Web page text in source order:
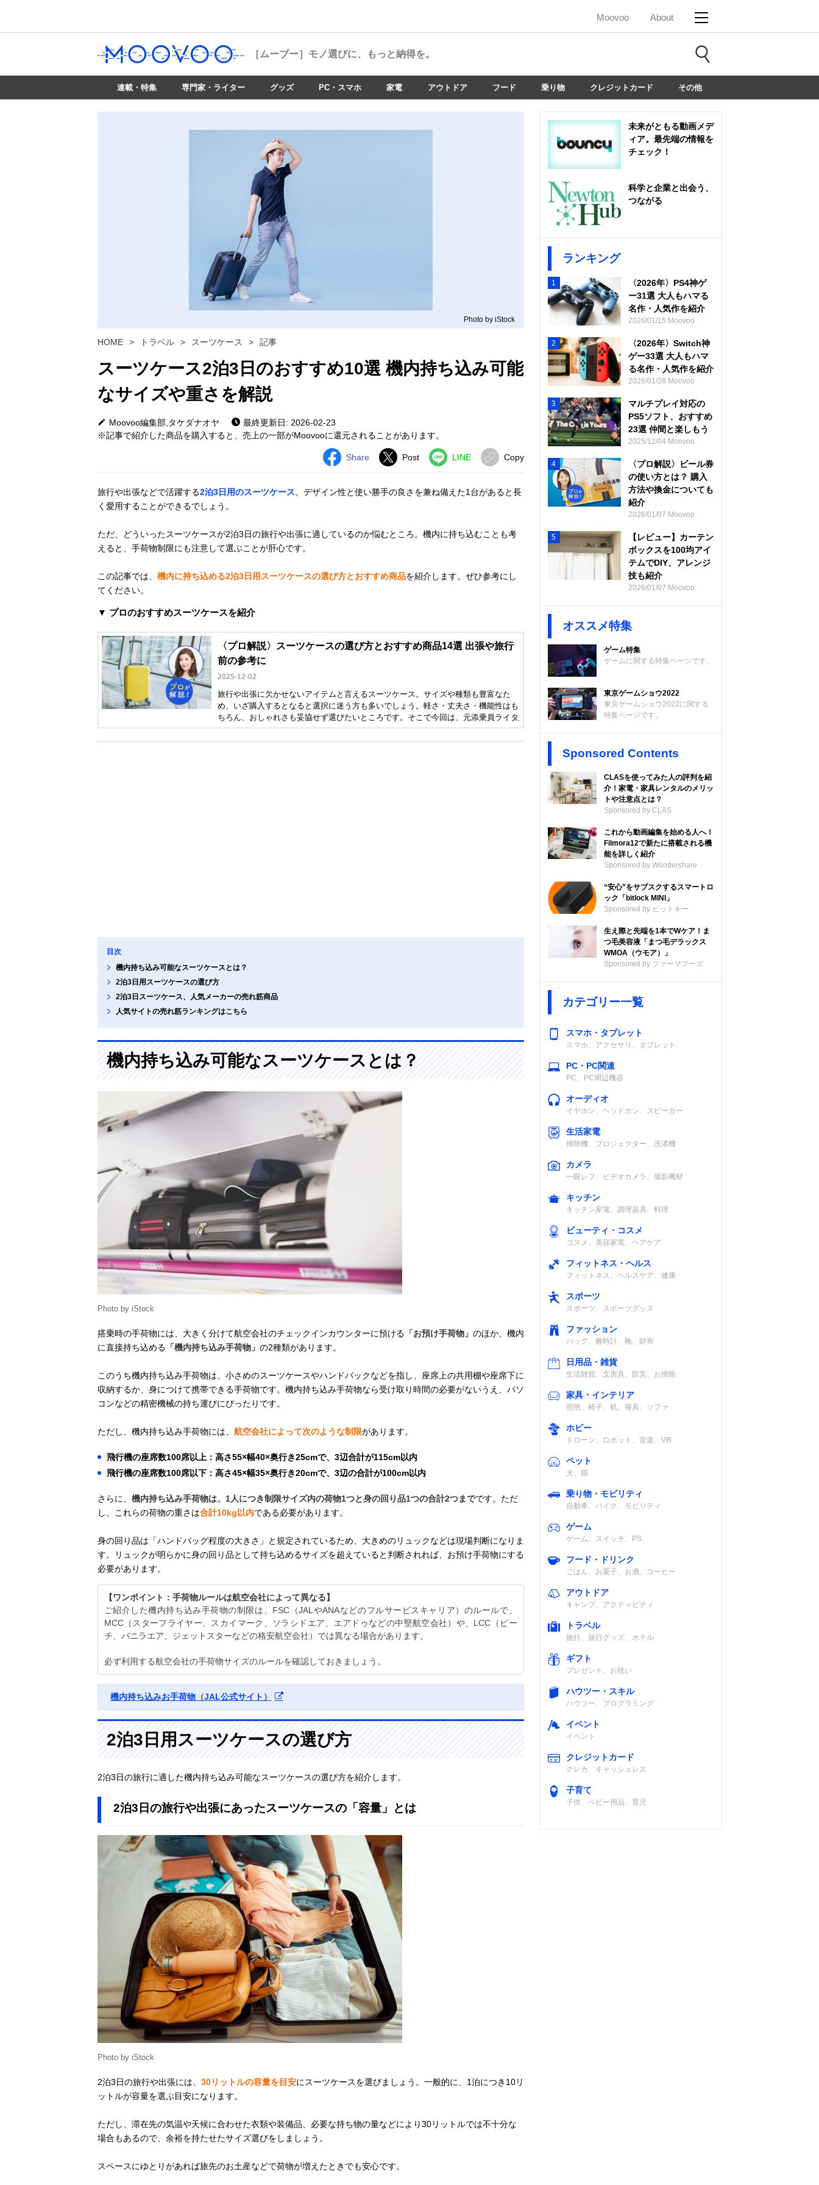
Moovoo About
［ムーブー］ モノ選びに、もっと納得を。
連載・特集 専門家・ライター グッズ PC・スマホ 家電 アウトドア フード 乗り物 クレジットカード その他
Photo by iStock
HOME > トラベル > スーツケース > 記事
スーツケース2泊3日のおすすめ10選 機内持ち込み可能
なサイズや重さを解説
Moovoo編集部,タケダナオヤ
最終更新日: 2026-02-23
※記事で紹介した商品を購入すると、売上の一部がMoovooに還元されることがあります。
Share Post LINE Copy
旅行や出張などで活躍する2泊3日用のスーツケース。デザイン性と使い勝手の良さを兼ね備えた1台があると長
く愛用することができるでしょう。
ただ、どういったスーツケースが2泊3日の旅行や出張に適しているのか悩むところ。機内に持ち込むことも考
えると、手荷物制限にも注意して選ぶことが肝心です。
この記事では、 機内に持ち込める2泊3日用スーツケースの選び方とおすすめ商品を紹介します。ぜひ参考にし
てください。
▼ プロのおすすめスーツケースを紹介
〈プロ解説〉スーツケースの選び方とおすすめ商品14選 出張や旅行
前の参考に
2025-12-02
旅行や出張に欠かせないアイテムと言えるスーツケース。サイズや種類も豊富なた
め、いざ購入するとなると選択に迷う方も多いでしょう。軽さ・丈夫さ・機能性はも
ちろん、おしゃれさも妥協せず選びたいところです。そこで今回は、元添乗員ライタ
目次
機内持ち込み可能なスーツケースとは？
2泊3日用スーツケースの選び方
2泊3日スーツケース、人気メーカーの売れ筋商品
人気サイトの売れ筋ランキングはこちら
機内持ち込み可能なスーツケースとは？
Photo by iStock
搭乗時の手荷物には、大きく分けて航空会社のチェックインカウンターに預ける 「お預け手荷物」 のほか、機内
に直接持ち込める 「機内持ち込み手荷物」 の2種類があります。
このうち機内持ち込み手荷物は、小さめのスーツケースやハンドバックなどを指し、座席上の共用棚や座席下に
収納するか、身につけて携帯できる手荷物です。機内持ち込み手荷物なら受け取り時間の必要がないうえ、パソ
コンなどの精密機械の持ち運びにぴったりです。
ただし、機内持ち込み手荷物には、 航空会社によって次のような制限があります。
飛行機の座席数100席以上：高さ55×幅40×奥行き25cmで、3辺合計が115cm以内
飛行機の座席数100席以下：高さ45×幅35×奥行き20cmで、3辺の合計が100cm以内
さらに、 機内持ち込み手荷物は、1人につき制限サイズ内の荷物1つと身の回り品1つの合計2つまでです。ただ
し、これらの荷物の重さは合計10kg以内である必要があります。
身の回り品は「ハンドバッグ程度の大きさ」と規定されているため、大きめのリュックなどは現場判断になりま
す。リュックが明らかに身の回り品として持ち込めるサイズを超えていると判断されれば、お預け手荷物にする
必要があります。
【ワンポイント：手荷物ルールは航空会社によって異なる】
ご紹介した機内持ち込み手荷物の制限は、FSC（JALやANAなどのフルサービスキャリア）のルールで、
MCC（スターフライヤー、スカイマーク、ソラシドエア、エアドゥなどの中堅航空会社）や、LCC（ピー
チ、バニラエア、ジェットスターなどの格安航空会社）では異なる場合があります。
必ず利用する航空会社の手荷物サイズのルールを確認しておきましょう。
機内持ち込みお手荷物（JAL公式サイト）
2泊3日用スーツケースの選び方
2泊3日の旅行に適した機内持ち込み可能なスーツケースの選び方を紹介します。
2泊3日の旅行や出張にあったスーツケースの「容量」とは
Photo by iStock
2泊3日の旅行や出張には、 30リットルの容量を目安にスーツケースを選びましょう。一般的に、1泊につき10リ
ットルが容量を選ぶ目安になります。
ただし、滞在先の気温や天候に合わせた衣類や装備品、必要な持ち物の量などにより30リットルでは不十分な
場合もあるので、余裕を持たせたサイズ選びをしましょう。
スペースにゆとりがあれば旅先のお土産などで荷物が増えたときでも安心です。
未来がともる動画メデ
ィア。最先端の情報を
チェック！
科学と企業と出会う、
つながる
ランキング
1
〈2026年〉PS4神ゲ
ー31選 大人もハマる
名作・人気作を紹介
2026/01/15 Moovoo
2
〈2026年〉Switch神
ゲー33選 大人もハマ
る名作・人気作を紹介
2026/01/28 Moovoo
3
マルチプレイ対応の
PS5ソフト、おすすめ
23選 仲間と楽しもう
2025/12/04 Moovoo
4
〈プロ解説〉ビール券
の使い方とは？ 購入
方法や換金についても
紹介
2026/01/07 Moovoo
5
【レビュー】カーテン
ボックスを100均アイ
テムでDIY、アレンジ
技も紹介
2026/01/07 Moovoo
オススメ特集
ゲーム特集
ゲームに関する特集ページです。
東京ゲームショウ2022
東京ゲームショウ2022に関する
特集ページです。
Sponsored Contents
CLASを使ってみた人の評判を紹
介！家電・家具レンタルのメリッ
トや注意点とは？
Sponsored by CLAS
これから動画編集を始める人へ！
Filmora12で新たに搭載される機
能を詳しく紹介
Sponsored by Wondershare
“安心”をサブスクするスマートロ
ック「bitlock MINI」
Sponsored by ビットキー
生え際と先端を1本でWケア！ま
つ毛美容液「まつ毛デラックス
WMOA（ウモア）」
Sponsored by ファーマフーズ
カテゴリー一覧
スマホ・タブレット
スマホ、アクセサリ、タブレット
PC・PC関連
PC、PC周辺機器
オーディオ
イヤホン、ヘッドホン、スピーカー
生活家電
掃除機、プロジェクター、洗濯機
カメラ
一眼レフ、ビデオカメラ、撮影機材
キッチン
キッチン家電、調理器具、料理
ビューティ・コスメ
コスメ、美容家電、ヘアケア
フィットネス・ヘルス
フィットネス、ヘルスケア、健康
スポーツ
スポーツ、スポーツグッズ
ファッション
バッグ、腕時計、靴、財布
日用品・雑貨
生活雑貨、文房具、防災、お掃除
家具・インテリア
照明、椅子、机、寝具、ソファ
ホビー
ドローン、ロボット、音楽、VR
ペット
犬、猫
乗り物・モビリティ
自動車、バイク、モビリティ
ゲーム
ゲーム、スイッチ、PS
フード・ドリンク
ごはん、お菓子、お酒、コーヒー
アウトドア
キャンプ、アクティビティ
トラベル
旅行、旅行グッズ、ホテル
ギフト
プレゼント、お祝い
ハウツー・スキル
ハウツー、プログラミング
イベント
イベント
クレジットカード
クレカ、キャッシュレス
子育て
子供、ベビー用品、育児